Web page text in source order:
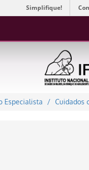
Simplifique!
Especialista Cuidados